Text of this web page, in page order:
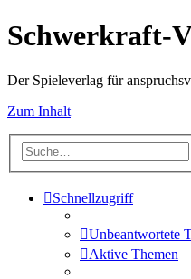
Schwerkraft-
Der Spieleverlag für
Zum Inhalt
Schnellzugriff
Unbeantwortete
Aktive Themen